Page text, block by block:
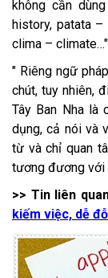
không cần
history, patata
clima – climate…"
" Riêng ngữ
chút, tuy nhiên,
Tây Ban Nha là
dụng, cả nói và
từ và chỉ quan
tương đương với
>> Tin liên
kiếm việc, dễ đỗ